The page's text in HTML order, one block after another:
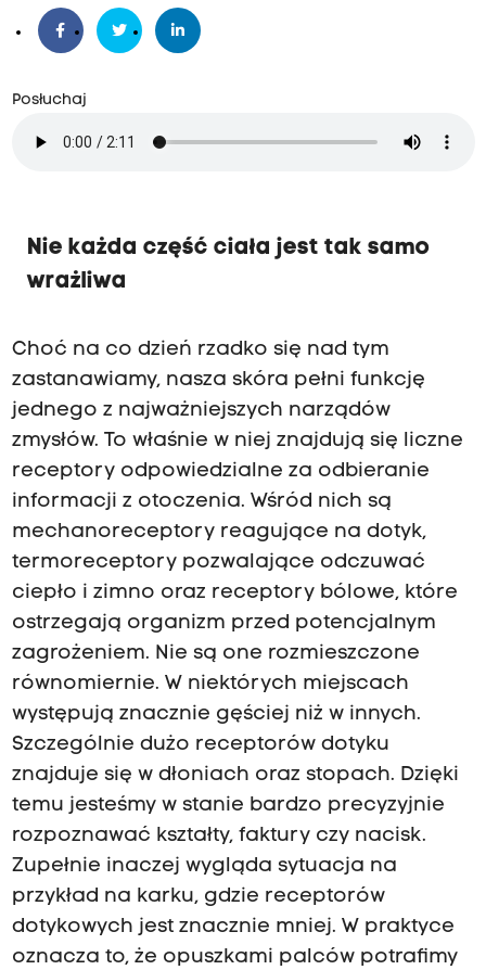
Posłuchaj
Nie każda część ciała jest tak samo
wrażliwa
Choć na co dzień rzadko się nad tym
zastanawiamy, nasza skóra pełni funkcję
jednego z najważniejszych narządów
zmysłów. To właśnie w niej znajdują się liczne
receptory odpowiedzialne za odbieranie
informacji z otoczenia. Wśród nich są
mechanoreceptory reagujące na dotyk,
termoreceptory pozwalające odczuwać
ciepło i zimno oraz receptory bólowe, które
ostrzegają organizm przed potencjalnym
zagrożeniem. Nie są one rozmieszczone
równomiernie. W niektórych miejscach
występują znacznie gęściej niż w innych.
Szczególnie dużo receptorów dotyku
znajduje się w dłoniach oraz stopach. Dzięki
temu jesteśmy w stanie bardzo precyzyjnie
rozpoznawać kształty, faktury czy nacisk.
Zupełnie inaczej wygląda sytuacja na
przykład na karku, gdzie receptorów
dotykowych jest znacznie mniej. W praktyce
oznacza to, że opuszkami palców potrafimy